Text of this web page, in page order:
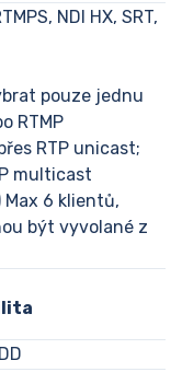
NDI HX, SRT,
pouze jednu
RTMP
RTP unicast;
multicast
Max 6 klientů,
být vyvolané z